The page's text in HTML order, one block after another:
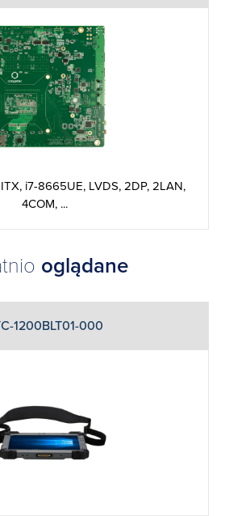
ITX, i7-8665UE, LVDS, 2DP, 2LAN,
4COM, ...
oglądane
1200BLT01-000